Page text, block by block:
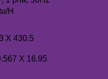
H
X 430.5
X 16.95